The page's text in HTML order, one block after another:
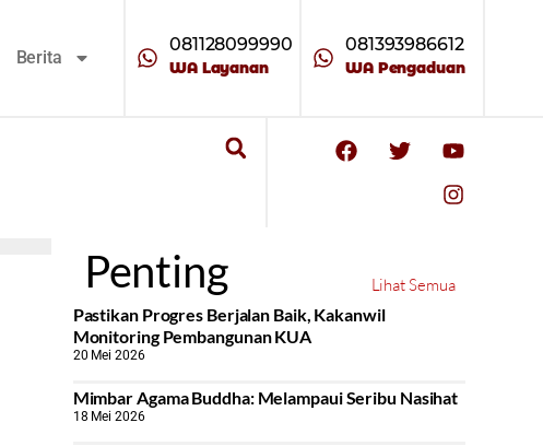
Berita
081128099990
WA Layanan
081393986612
WA Pengaduan
Penting
Lihat Semua
Pastikan Progres Berjalan Baik, Kakanwil
Monitoring Pembangunan KUA
20 Mei 2026
Mimbar Agama Buddha: Melampaui Seribu Nasihat
18 Mei 2026